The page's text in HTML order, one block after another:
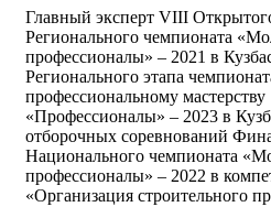
Главный эксперт VIII
Регионального чемпионата
профессионалы» – 2021 в
Регионального этапа
профессиональному мастерству
«Профессионалы» – 2023 в
отборочных соревнований
Национального чемпионата
профессионалы» – 2022 в
«Организация строительного